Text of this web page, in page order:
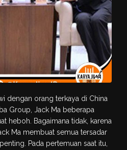
dengan orang terkaya di China
Group, Jack Ma beberapa
heboh. Bagaimana tidak, karena
Ma membuat semua tersadar
Pada pertemuan saat itu,